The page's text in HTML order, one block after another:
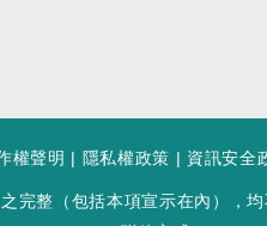
權聲明 | 隱私權政策 | 資訊安全
完整（包括本項宣示在內），均